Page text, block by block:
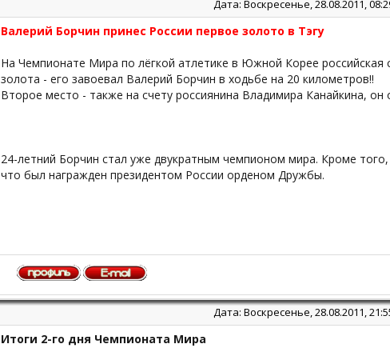
Дата: Воскресенье, 28.08.2011,
Валерий Борчин принес России первое золото в Тэгу
На Чемпионате Мира по лёгкой атлетике в Южной Корее
золота - его завоевал Валерий Борчин в ходьбе на 20 километров!!
Второе место - также на счету россиянина Владимира Канайкина,
24-летний Борчин стал уже двукратным чемпионом мира. Кроме
что был награжден президентом России орденом Дружбы.
Дата: Воскресенье, 28.08.2011,
Итоги 2-го дня Чемпионата Мира